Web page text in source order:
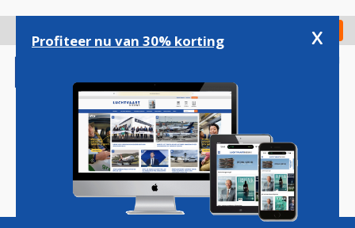
gaan
Check in
Magazine Podcasts Vacatures
Profiteer nu van 30% korting x